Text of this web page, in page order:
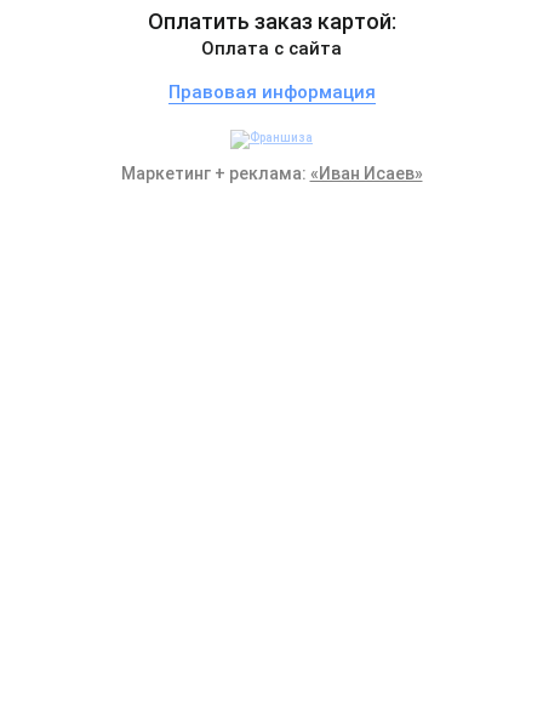
Оплатить заказ картой:
Оплата с сайта
Правовая информация
Маркетинг + реклама: «Иван Исаев»